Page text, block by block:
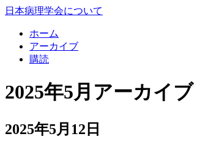
日本病理学会について
ホーム
アーカイブ
購読
2025年5月アーカイブ
2025年5月12日